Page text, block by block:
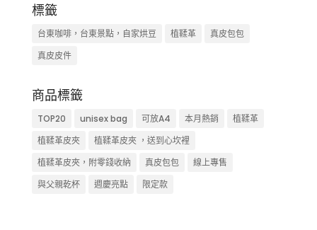
標籤
台東咖啡，台東景點，自家烘豆 植鞣革
真皮包包
真皮皮件
商品標籤
TOP20 unisex bag 可放A4 本月熱銷
植鞣革
植鞣革皮夾
植鞣革皮夾 ，送到心坎裡
植鞣革皮夾，附零錢收納
真皮包包
線上專售
與父親乾杯
週慶亮點 限定款